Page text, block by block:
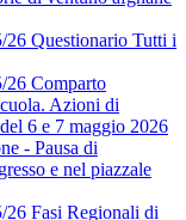
26 Questionario Tutti i
26 Comparto
Azioni di
6 e 7 maggio 2026
- Pausa di
e nel piazzale
26 Fasi Regionali di